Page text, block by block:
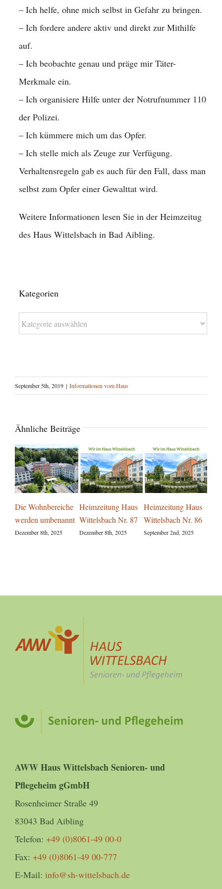
– Ich helfe, ohne mich selbst in Gefahr zu bringen.
– Ich fordere andere aktiv und direkt zur Mithilfe
auf.
– Ich beobachte genau und präge mir Täter-
Merkmale ein.
– Ich organisiere Hilfe unter der Notrufnummer 110
der Polizei.
– Ich kümmere mich um das Opfer.
– Ich stelle mich als Zeuge zur Verfügung.
Verhaltensregeln gab es auch für den Fall, dass man
selbst zum Opfer einer Gewalttat wird.
Weitere Informationen lesen Sie in der Heimzeitug
des Haus Wittelsbach in Bad Aibling.
Kategorien
Kategorien
September 5th, 2019 | Informationen vom Haus
Ähnliche Beiträge
Die Wohnbereiche
werden umbenannt
Dezember 8th, 2025
Heimzeitung Haus
Wittelsbach Nr. 87
Dezember 8th, 2025
Heimzeitung Haus
Wittelsbach Nr. 86
September 2nd, 2025
AWW Haus Wittelsbach Senioren- und
Pflegeheim gGmbH
Rosenheimer Straße 49
83043 Bad Aibling
Telefon: +49 (0)8061-49 00-0
Fax: +49 (0)8061-49 00-777
E-Mail: info@sh-wittelsbach.de